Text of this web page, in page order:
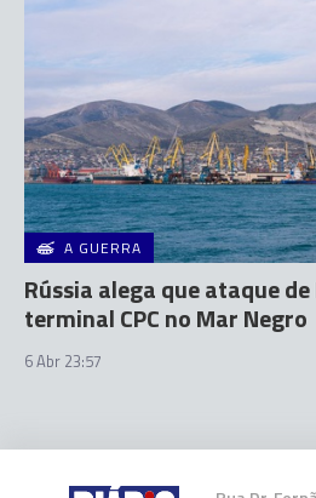
A GUERRA
Rússia alega que ataque
terminal CPC no Mar Negro
6 Abr 23:57